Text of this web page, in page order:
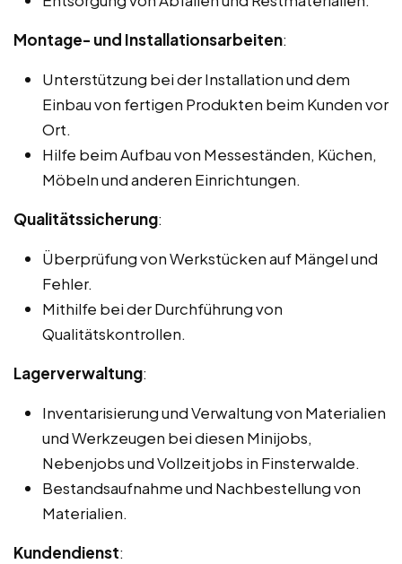
Montage- und Installationsarbeiten:
Unterstützung bei der Installation und dem
Einbau von fertigen Produkten beim Kunden vor
Ort.
Hilfe beim Aufbau von Messeständen, Küchen,
Möbeln und anderen Einrichtungen.
Qualitätssicherung:
Überprüfung von Werkstücken auf Mängel und
Fehler.
Mithilfe bei der Durchführung von
Qualitätskontrollen.
Lagerverwaltung:
Inventarisierung und Verwaltung von Materialien
und Werkzeugen bei diesen Minijobs,
Nebenjobs und Vollzeitjobs in Finsterwalde.
Bestandsaufnahme und Nachbestellung von
Materialien.
Kundendienst: